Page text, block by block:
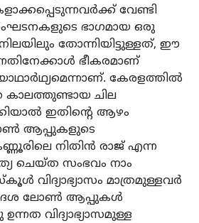
വേണ്ടി
ഭാഗമായ ഒരു
തോന്നിയിട്ടുള്ളത്, ഈ
ഭീകരമാണ്
കേരളത്തില്‍
ചില
ഇതിന്റെ ആഴം
ആപ്പുകളുടെ
നിതിന്‍ രാജ് എന്ന
ചെയ്ത സംഭവം നാം
സ്‌കൂള്‍ വിദ്യാഭ്യാസം മാത്രമുള്ളവര്‍
ലോണ്‍ ആപ്പുകള്‍
വിദ്യാഭ്യാസമുള്ള